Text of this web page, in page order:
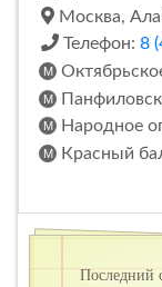
Москва,
Телефон: 8
Народное
Красный
Последний